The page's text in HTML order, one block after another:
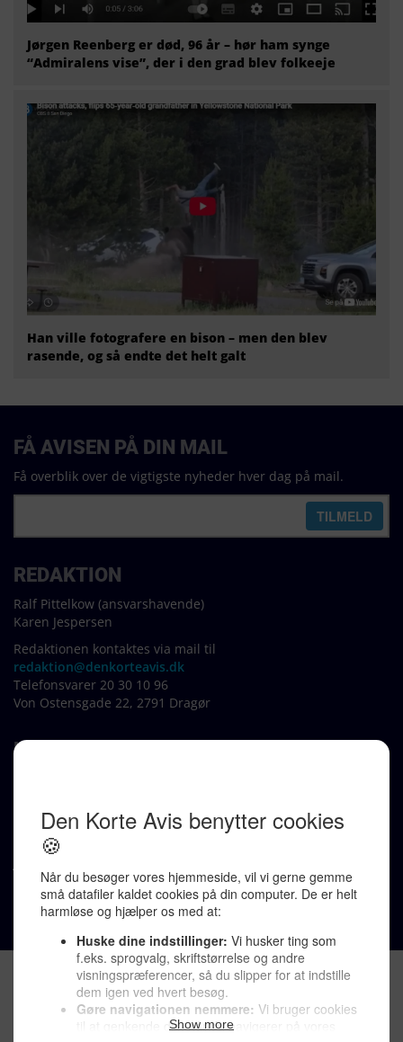
Jørgen Reenberg er død, 96 år – hør ham synge
“Admiralens vise”, der i den grad blev folkeeje
Han ville fotografere en bison – men den blev
rasende, og så endte det helt galt
REDAKTION
Ralf Pittelkow (ansvarshavende)
Karen Jespersen
Redaktionen kontaktes via mail til
redaktion@denkorteavis.dk
Telefonsvarer 20 30 10 96
Von Ostensgade 22, 2791 Dragør
LINKS
Støt Den Korte Avis >
Send et læserbrev >
Privatlivspolitik >
FÅ AVISEN PÅ DIN MAIL
Få overblik over de vigtigste nyheder hver dag på mail.